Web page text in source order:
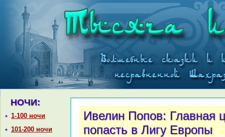
НОЧИ:
1-100 ночи
101-200 ночи
Ивелин Попов: Главная
попасть в Лигу Европы